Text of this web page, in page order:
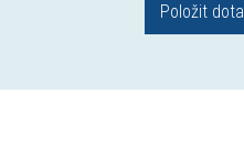
Položit